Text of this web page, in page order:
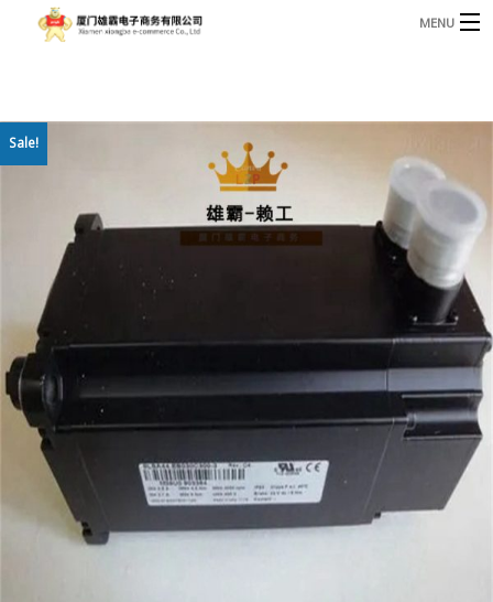
MENU
首页
关于我们
联系我们
Sale!